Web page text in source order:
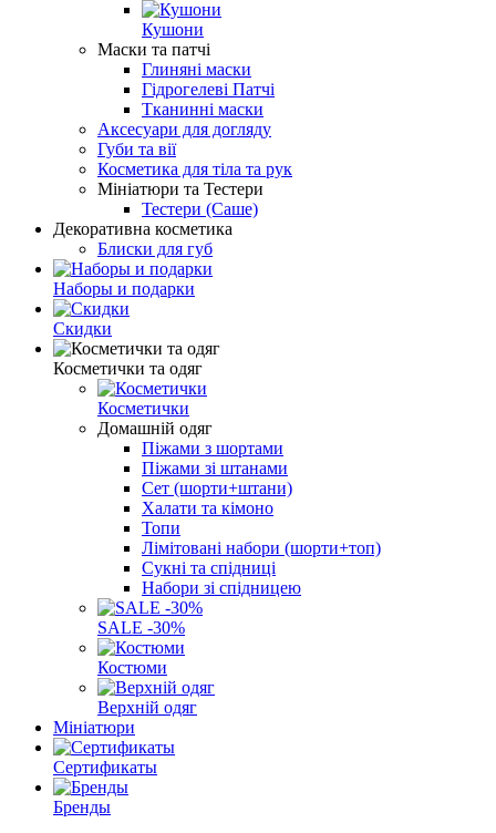
Кушони
Маски та патчі
Глиняні маски
Гідрогелеві Патчі
Тканинні маски
Аксесуари для догляду
Губи та вії
Косметика для тіла та рук
Мініатюри та Тестери
Тестери (Саше)
Декоративна косметика
Блиски для губ
Наборы и подарки
Скидки
Косметички та одяг
Косметички
Домашній одяг
Піжами з шортами
Піжами зі штанами
Сет (шорти+штани)
Халати та кімоно
Топи
Лімітовані набори (шорти+топ)
Сукні та спідниці
Набори зі спідницею
SALE -30%
Костюми
Верхній одяг
Мініатюри
Сертификаты
Бренды